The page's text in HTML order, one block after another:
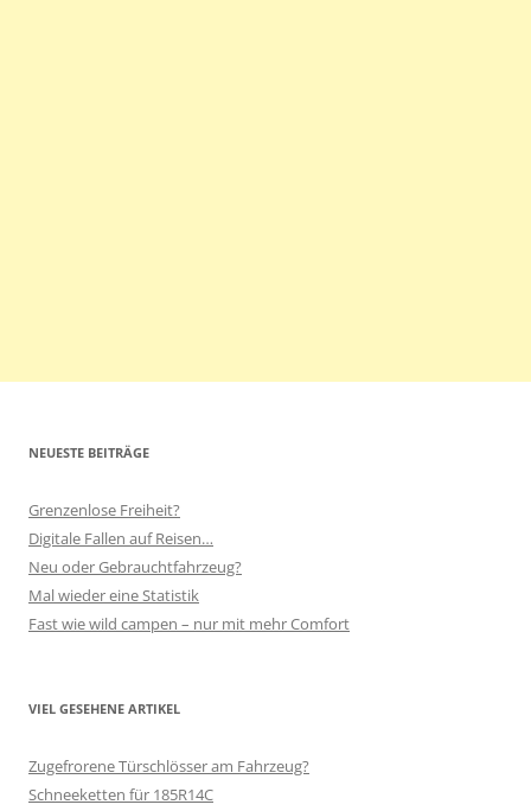
NEUESTE BEITRÄGE
Grenzenlose Freiheit?
Digitale Fallen auf Reisen…
Neu oder Gebrauchtfahrzeug?
Mal wieder eine Statistik
Fast wie wild campen – nur mit mehr Comfort
VIEL GESEHENE ARTIKEL
Zugefrorene Türschlösser am Fahrzeug?
Schneeketten für 185R14C